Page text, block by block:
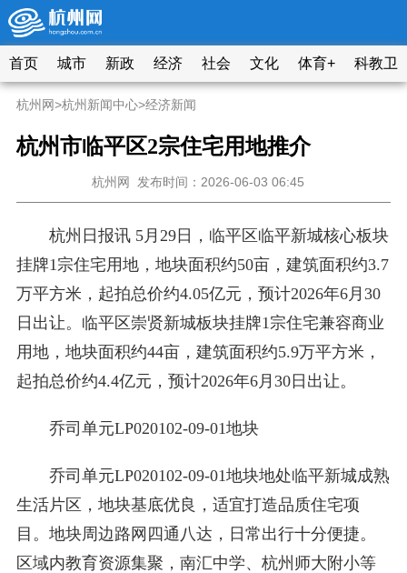
首页 城市 新政 经济 社会 文化 体育+ 科教卫
杭州网>杭州新闻中心>经济新闻
杭州市临平区2宗住宅用地推介
杭州网 发布时间：2026-06-03 06:45
杭州日报讯 5月29日，临平区临平新城核心板块
挂牌1宗住宅用地，地块面积约50亩，建筑面积约3.7
万平方米，起拍总价约4.05亿元，预计2026年6月30
日出让。临平区崇贤新城板块挂牌1宗住宅兼容商业
用地，地块面积约44亩，建筑面积约5.9万平方米，
起拍总价约4.4亿元，预计2026年6月30日出让。
乔司单元LP020102-09-01地块
乔司单元LP020102-09-01地块地处临平新城成熟
生活片区，地块基底优良，适宜打造品质住宅项
目。地块周边路网四通八达，日常出行十分便捷。
区域内教育资源集聚，南汇中学、杭州师大附小等